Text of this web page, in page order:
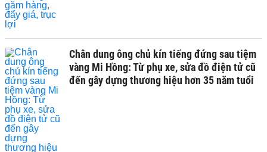
Chân dung ông chủ kín tiếng đứng sau tiệm
vàng Mi Hồng: Từ phụ xe, sửa đồ điện tử cũ
đến gây dựng thương hiệu hơn 35 năm tuổi